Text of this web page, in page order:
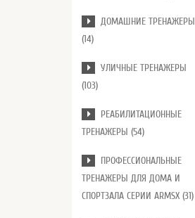
ДОМАШНИЕ ТРЕНАЖЕРЫ
(14)
УЛИЧНЫЕ ТРЕНАЖЕРЫ
(103)
РЕАБИЛИТАЦИОННЫЕ
ТРЕНАЖЕРЫ (54)
ПРОФЕССИОНАЛЬНЫЕ
ТРЕНАЖЕРЫ ДЛЯ ДОМА И
СПОРТЗАЛА СЕРИИ ARMSX (31)